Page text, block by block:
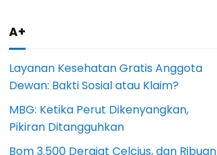
A+
Layanan Kesehatan Gratis Anggota
Dewan: Bakti Sosial atau Klaim?
MBG: Ketika Perut Dikenyangkan,
Pikiran Ditangguhkan
Bom 3.500 Derajat Celcius, dan Ribuan